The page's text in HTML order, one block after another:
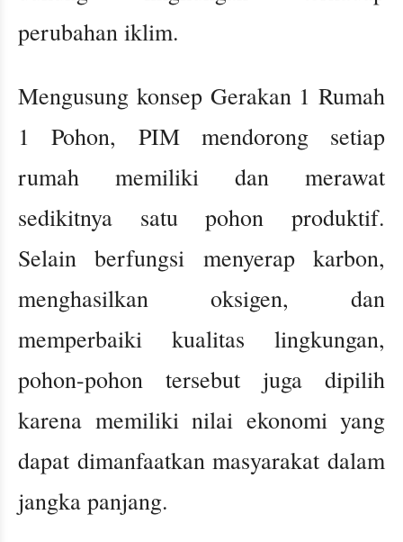
perubahan iklim.
Mengusung konsep Gerakan 1 Rumah
1 Pohon, PIM mendorong setiap
rumah memiliki dan merawat
sedikitnya satu pohon produktif.
Selain berfungsi menyerap karbon,
menghasilkan oksigen, dan
memperbaiki kualitas lingkungan,
pohon-pohon tersebut juga dipilih
karena memiliki nilai ekonomi yang
dapat dimanfaatkan masyarakat dalam
jangka panjang.